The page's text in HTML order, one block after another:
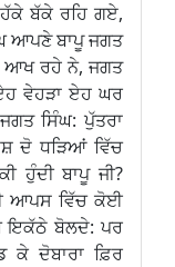
ਬੱਕੇ ਰਹਿ ਗਏ,
ਆਪਣੇ ਬਾਪੂ ਜਗਤ
ਆਖ ਰਹੇ ਨੇ, ਜਗਤ
ਵੇਹੜਾ ਏਹ ਘਰ
ਸਿੰਘ: ਪੁੱਤਰਾ
ਦੋ ਧੜਿਆਂ ਵਿੱਚ
ਹੁੰਦੀ ਬਾਪੂ ਜੀ?
ਆਪਸ ਵਿੱਚ ਕੋਈ
ਇਕੱਠੇ ਬੋਲਦੇ: ਪਰ
ਦੋਬਾਰਾ ਫ਼ਿਰ